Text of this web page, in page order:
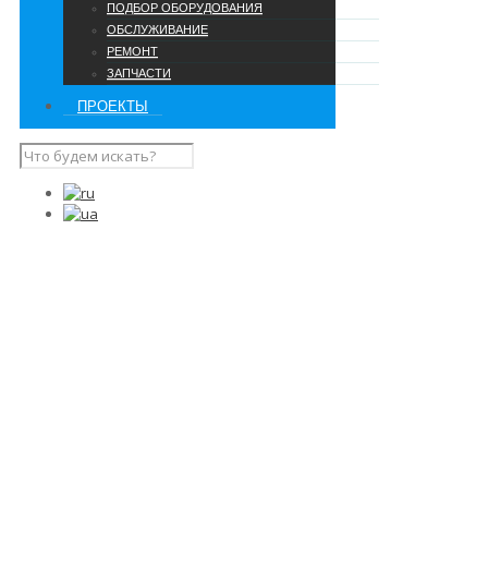
ПОДБОР ОБОРУДОВАНИЯ
ОБСЛУЖИВАНИЕ
РЕМОНТ
ЗАПЧАСТИ
ПРОЕКТЫ